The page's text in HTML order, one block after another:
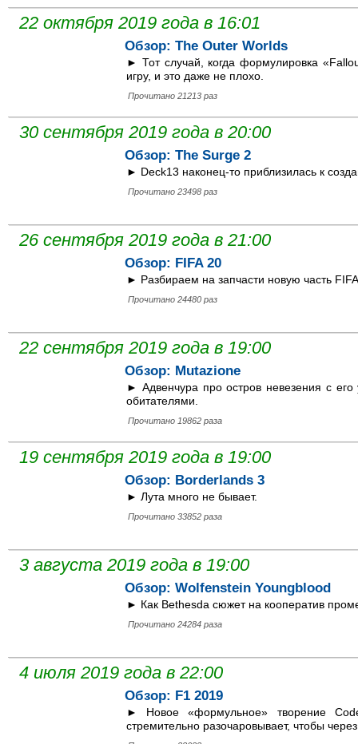
22 октября 2019 года в 16:01
Обзор: The Outer Worlds
► Тот случай, когда формулировка
игру, и это даже не плохо.
Прочитано 21213 раз
30 сентября 2019 года в 20:00
Обзор: The Surge 2
► Deck13 наконец-то приблизилась к
Прочитано 23498 раз
26 сентября 2019 года в 21:00
Обзор: FIFA 20
► Разбираем на запчасти новую часть
Прочитано 24480 раз
22 сентября 2019 года в 19:00
Обзор: Mutazione
► Адвенчура про остров невезения с
обитателями.
Прочитано 19862 раза
19 сентября 2019 года в 19:00
Обзор: Borderlands 3
► Лута много не бывает.
Прочитано 33852 раза
3 августа 2019 года в 19:00
Обзор: Wolfenstein Youngblood
► Как Bethesda сюжет на кооператив
Прочитано 24284 раза
4 июля 2019 года в 22:00
Обзор: F1 2019
► Новое «формульное» творение
стремительно разочаровывает, чтобы